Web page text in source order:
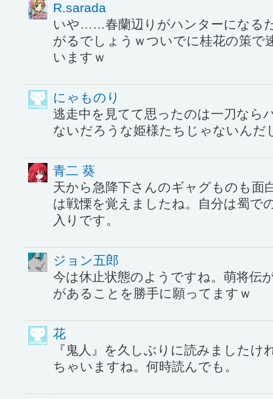
R.sarada
いや……春蘭辺りがハンターになる
がるでしょうｗついでに桂花の策で
いますｗ
にゃものり
逃走中を見てて思ったのは一刀なら
ないだろうな姫様たちじゃないんだ
青二 葵
天から急降下さんのギャグものも面
は戦慄を覚えましたね。自分は蜀で
入りです。
ジョン五郎
今は休止状態のようですね。萌将伝
があることを勝手に願ってますｗ
花
『鬼人』を久しぶりに読みました
ちゃいますね。何時読んでも。